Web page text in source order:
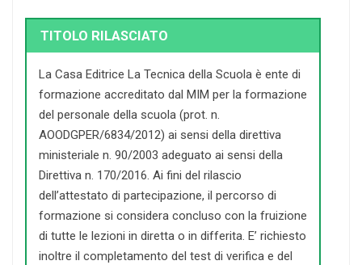
TITOLO RILASCIATO
La Casa Editrice La Tecnica della Scuola è ente di
formazione accreditato dal MIM per la formazione
del personale della scuola (prot. n.
AOODGPER/6834/2012) ai sensi della direttiva
ministeriale n. 90/2003 adeguato ai sensi della
Direttiva n. 170/2016. Ai fini del rilascio
dell’attestato di partecipazione, il percorso di
formazione si considera concluso con la fruizione
di tutte le lezioni in diretta o in differita. E’ richiesto
inoltre il completamento del test di verifica e del